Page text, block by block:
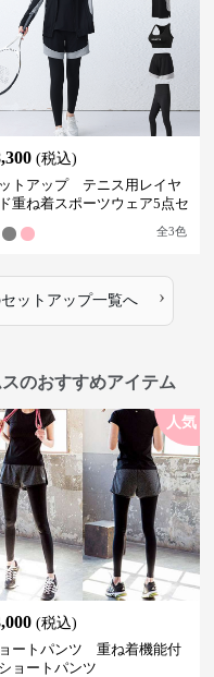
(税込)
トアップ テニス用レイヤ
重ね着スポーツウェア5点セ
全3色
セットアップ一覧へ ›
のおすすめアイテム
人気
(税込)
ートパンツ 重ね着機能付
ョートパンツ